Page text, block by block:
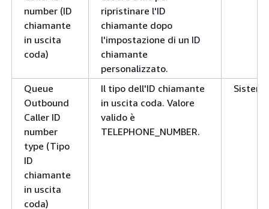
number (ID
chiamante
in uscita
coda)
ripristinare l'ID
chiamante dopo
l'impostazione di un ID
chiamante
personalizzato.
Queue
Outbound
Caller ID
number
type (Tipo
ID
chiamante
in uscita
coda)
Il tipo dell'ID chiamante
in uscita coda. Valore
valido è
TELEPHONE_NUMBER.
Sistema